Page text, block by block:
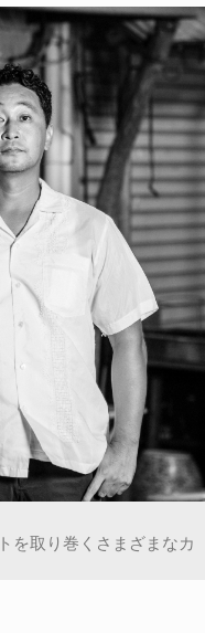
を取り巻くさまざまなカ